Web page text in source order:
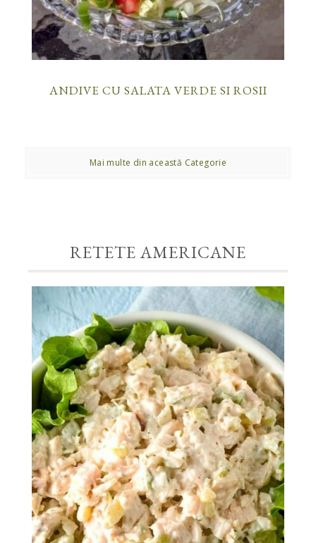
ANDIVE CU SALATA VERDE SI ROSII
Mai multe din această Categorie
RETETE AMERICANE